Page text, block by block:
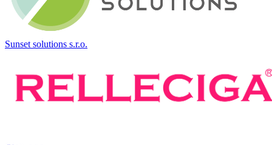
Sunset solutions s.r.o.